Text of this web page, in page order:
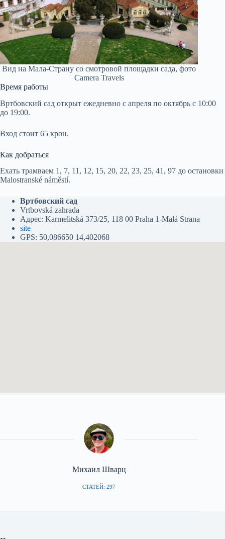
Вид на Мала-Страну со смотровой площадки сада, фото
Camera Travels
Время работы
Вртбовский сад открыт ежедневно с апреля по октябрь с 10:00
до 19:00.
Вход стоит 65 крон.
Как добраться
Ехать трамваем 1, 7, 11, 12, 15, 20, 22, 23, 25, 41, 97 до остановки
Malostranské náměstí.
Вртбовский сад
Vrtbovská zahrada
Адрес: Karmelitská 373/25, 118 00 Praha 1-Malá Strana
site
GPS: 50,086650 14,402068
Михаил Шварц
СТАТЕЙ: 297